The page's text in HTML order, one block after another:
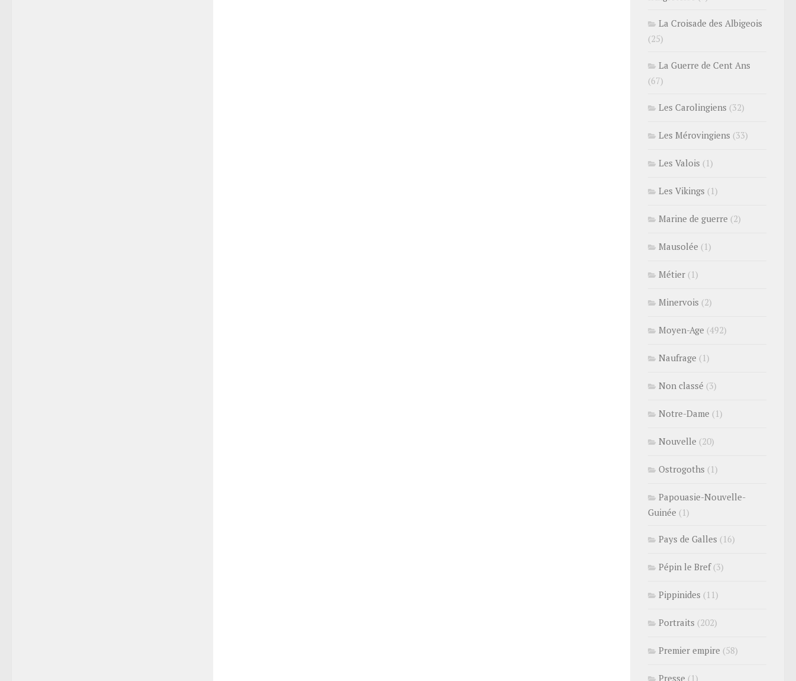
La Croisade des Albigeois
(25)
La Guerre de Cent Ans
(67)
Les Carolingiens (32)
Les Mérovingiens (33)
Les Valois (1)
Les Vikings (1)
Marine de guerre (2)
Mausolée (1)
Métier (1)
Minervois (2)
Moyen-Age (492)
Naufrage (1)
Non classé (3)
Notre-Dame (1)
Nouvelle (20)
Ostrogoths (1)
Papouasie-Nouvelle-
Guinée (1)
Pays de Galles (16)
Pépin le Bref(3)
Pippinides (11)
Portraits (202)
Premier empire (58)
Presse (1)